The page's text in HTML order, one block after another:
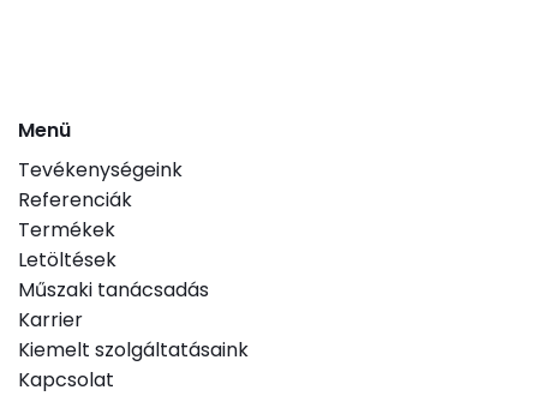
Menü
Tevékenységeink
Referenciák
Termékek
Letöltések
Műszaki tanácsadás
Karrier
Kiemelt szolgáltatásaink
Kapcsolat